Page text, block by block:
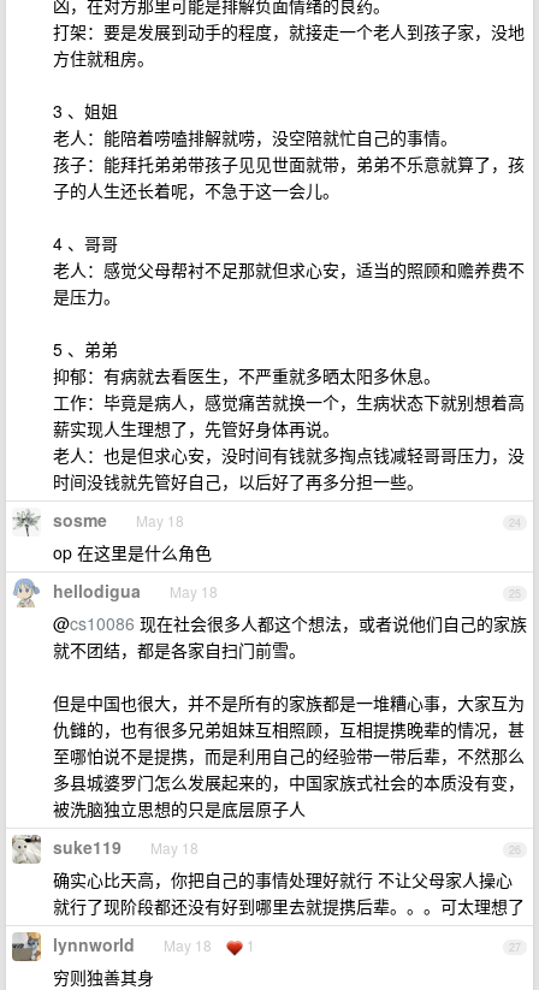
凶，在对方那里可能是排解负面情绪的良药。
打架：要是发展到动手的程度，就接走一个老人到孩子家，没地
方住就租房。
3 、姐姐
老人：能陪着唠嗑排解就唠，没空陪就忙自己的事情。
孩子：能拜托弟弟带孩子见见世面就带，弟弟不乐意就算了，孩
子的人生还长着呢，不急于这一会儿。
4 、哥哥
老人：感觉父母帮衬不足那就但求心安，适当的照顾和赡养费不
是压力。
5 、弟弟
抑郁：有病就去看医生，不严重就多晒太阳多休息。
工作：毕竟是病人，感觉痛苦就换一个，生病状态下就别想着高
薪实现人生理想了，先管好身体再说。
老人：也是但求心安，没时间有钱就多掏点钱减轻哥哥压力，没
时间没钱就先管好自己，以后好了再多分担一些。
24
sosme May 18
op 在这里是什么角色
25
hellodigua May 18
@cs10086 现在社会很多人都这个想法，或者说他们自己的家族
就不团结，都是各家自扫门前雪。
但是中国也很大，并不是所有的家族都是一堆糟心事，大家互为
仇雠的，也有很多兄弟姐妹互相照顾，互相提携晚辈的情况，甚
至哪怕说不是提携，而是利用自己的经验带一带后辈，不然那么
多县城婆罗门怎么发展起来的，中国家族式社会的本质没有变，
被洗脑独立思想的只是底层原子人
26
suke119 May 18
确实心比天高，你把自己的事情处理好就行 不让父母家人操心
就行了现阶段都还没有好到哪里去就提携后辈。。。可太理想了
27
lynnworld May 18 1
穷则独善其身